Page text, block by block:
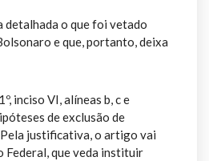
detalhada o que foi vetado
e que, portanto, deixa
inciso VI, alíneas b, c e
de exclusão de
justificativa, o artigo vai
que veda instituir